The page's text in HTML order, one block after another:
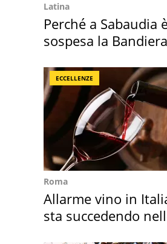
Latina
Perché a Sabaudia
sospesa la
ECCELLENZE
Roma
Allarme vino in
sta succedendo